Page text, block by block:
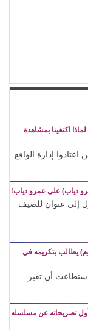
اكتفينا بمشاهدة
إدارة الواقع
دياب) على عمرو دياب!
إلى عنوان للصيف
يطالب بتكريمه في
أن تعبر
تصريحاته عن مسلسله